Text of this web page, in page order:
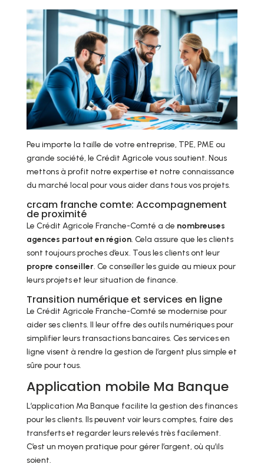
Peu importe la taille de votre entreprise, TPE, PME ou
grande société, le Crédit Agricole vous soutient. Nous
mettons à profit notre expertise et notre connaissance
du marché local pour vous aider dans tous vos projets.
crcam franche comte: Accompagnement
de proximité
Le Crédit Agricole Franche-Comté a de nombreuses
agences partout en région. Cela assure que les clients
sont toujours proches d’eux. Tous les clients ont leur
propre conseiller. Ce conseiller les guide au mieux pour
leurs projets et leur situation de finance.
Transition numérique et services en ligne
Le Crédit Agricole Franche-Comté se modernise pour
aider ses clients. Il leur offre des outils numériques pour
simplifier leurs transactions bancaires. Ces services en
ligne visent à rendre la gestion de l’argent plus simple et
sûre pour tous.
Application mobile Ma Banque
L’application Ma Banque facilite la gestion des finances
pour les clients. Ils peuvent voir leurs comptes, faire des
transferts et regarder leurs relevés très facilement.
C’est un moyen pratique pour gérer l’argent, où qu’ils
soient.